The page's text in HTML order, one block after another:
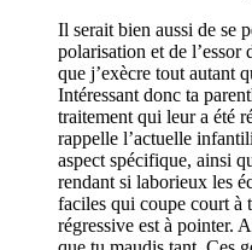
Il serait bien aussi de se
polarisation et de l’essor
que j’exècre tout autant
Intéressant donc ta
traitement qui leur a été
rappelle l’actuelle
aspect spécifique, ainsi
rendant si laborieux les
faciles qui coupe court à
régressive est à pointer.